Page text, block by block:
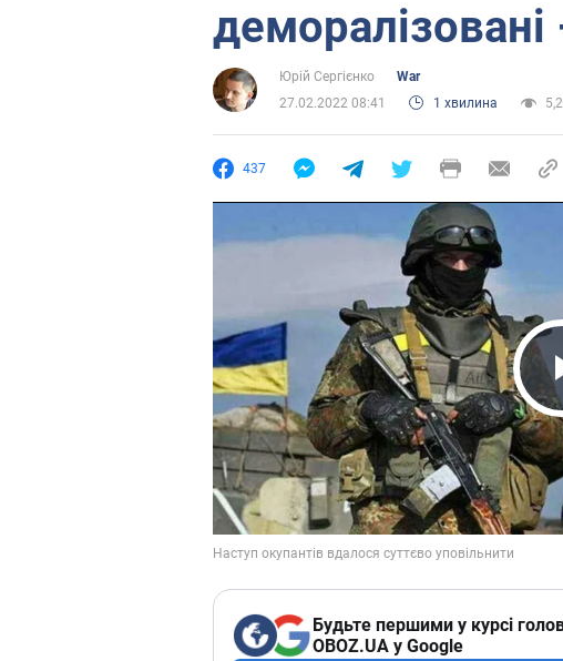
Юрій Сергієнко
War
27.02.2022 08:41
1 хвилина
437
Будьте першими у курсі
OBOZ.UA у Google